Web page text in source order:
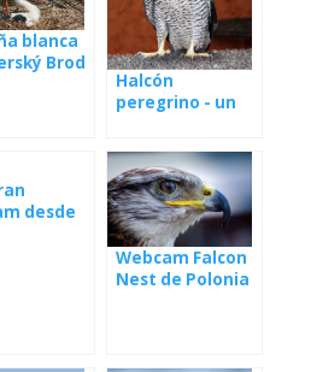
blanca
Brod
Halcón
peregrino - un
desde
Webcam Falcon
Nest de Polonia